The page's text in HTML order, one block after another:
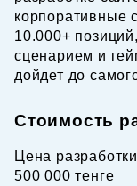
корпоративные
10.000+
сценарием и
дойдет до
Стоимость
Цена
500 000 тенге